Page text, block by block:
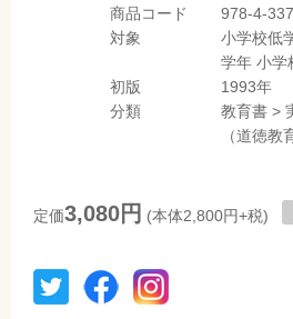
商品コード
978-4-
対象
小学校低
学年 小学
初版
1993年
分類
教育書 >
（道徳教
定価3,080円 (本体2,800円+税)